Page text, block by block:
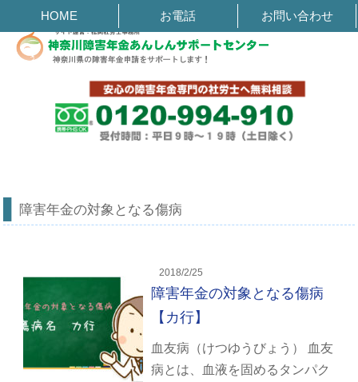
障害年金の対象となる傷病 | 神奈川障害年金あんしんサポートセンター
HOME お電話 お問い合わせ
障害年金の対象となる傷病
2018/2/25
障害年金の対象となる傷病
【カ行】
血友病（けつゆうびょう） 血友
病とは、血液を固めるタンパク